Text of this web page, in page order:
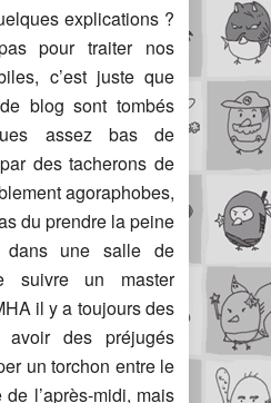
explications ?
pour traiter nos
c’est juste que
blog sont tombés
assez bas de
des tacherons de
agoraphobes,
du prendre la peine
une salle de
suivre un master
il y a toujours des
avoir des préjugés
un torchon entre le
l’après-midi, mais